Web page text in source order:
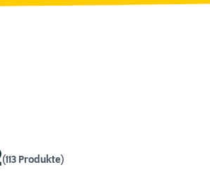
(113 Produkte)